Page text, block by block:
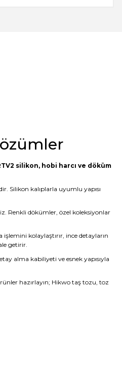
silikon, hobi harcı ve döküm
Silikon kalıplarla uyumlu yapısı
Renkli dökümler, özel koleksiyonlar
kolaylaştırır, ince detayların
getirir.
alma kabiliyeti ve esnek yapısıyla
hazırlayın; Hikwo taş tozu, toz